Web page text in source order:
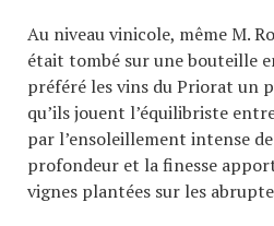
Au niveau vinicole, même M.
était tombé sur une bouteille
préféré les vins du Priorat un
qu’ils jouent l’équilibriste
par l’ensoleillement intense
profondeur et la finesse
vignes plantées sur les